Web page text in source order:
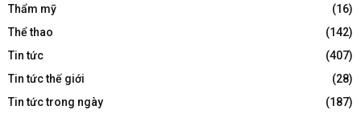
Thẩm mỹ
(16)
Thể thao
(142)
Tin tức
(407)
Tin tức thế giới
(28)
Tin tức trong ngày
(187)